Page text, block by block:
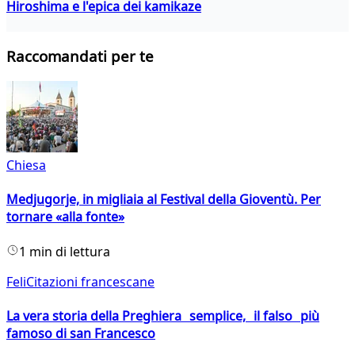
Hiroshima e l'epica dei kamikaze
Raccomandati per te
Chiesa
Medjugorje, in migliaia al Festival della Gioventù. Per
tornare «alla fonte»
1 min di lettura
FeliCitazioni francescane
La vera storia della Preghiera semplice, il falso più
famoso di san Francesco